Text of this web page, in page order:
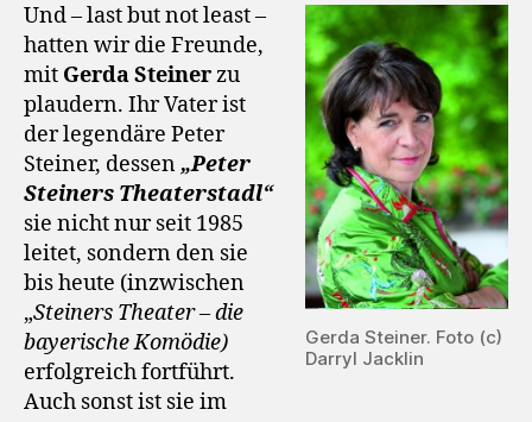
Gerda Steiner. Foto (c)
Darryl Jacklin
Und – last but not least –
hatten wir die Freunde,
mit Gerda Steinerzu
plaudern. Ihr Vater ist
der legendäre Peter
Steiner, dessen „Peter
Steiners Theaterstadl“
sie nicht nur seit 1985
leitet, sondern den sie
bis heute (inzwischen
„Steiners Theater – die
bayerische Komödie)
erfolgreich fortführt.
Auch sonst ist sie im